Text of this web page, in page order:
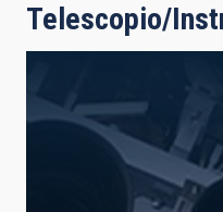
Telescopio/